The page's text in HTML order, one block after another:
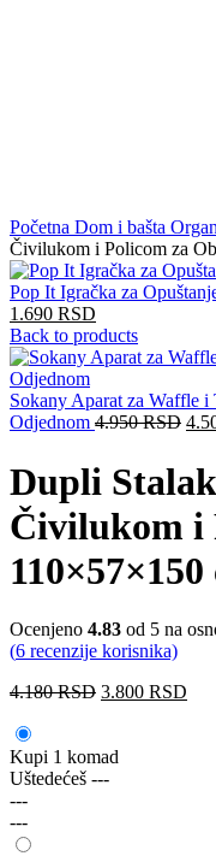
Početna Dom i bašta
Čivilukom i Policom za
Pop It Igračka za
1.690 RSD
Back to products
Sokany Aparat za Waffle
Odjednom 4.950RSD
Dupli
Čivilukom i
110×57×150
Ocenjeno 4.83 od 5 na
(6 recenzije korisnika)
4.180RSD 3.800 RSD
Kupi 1 komad
Uštedećeš ---
---
---